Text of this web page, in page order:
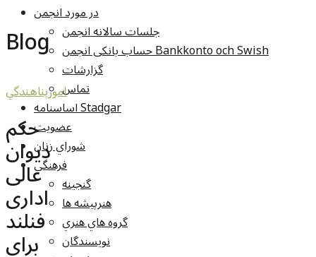
در مورد انجمن
جلسات سالانه انجمن
حساب بانکی انجمن Bankkonto och Swish
گزارشات
تماس
اساسنامه Stadgar
عضویت
شوراي زنان
فرهنگي
گنجينه
هنرپيشه ها
گروه هاي هنري
نويسندگان
Blog
امورپناهندگي
حکم
دیوان
عالی
اداری
فنلند
برای